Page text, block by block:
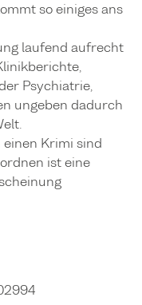
so einiges ans
laufend aufrecht
Psychiatrie,
ungeben dadurch
Krimi sind
ist eine